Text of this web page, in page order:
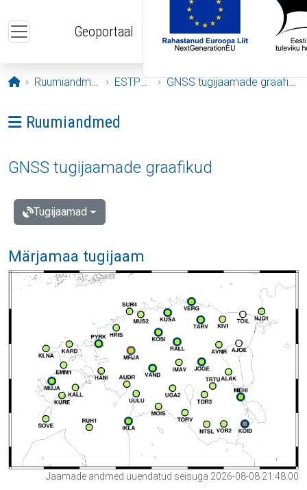
Geoportaal
Avaleht
Ruumiandmed ESTPOS GNSS tugijaamade graafikud
Ava menüü: Ruumiandmed
Ruumiandmed
GNSS tugijaamade graafikud
Tugijaamad
Märjamaa tugijaam
Jaamade andmed uuendatud seisuga 2026-08-08 21:48:00